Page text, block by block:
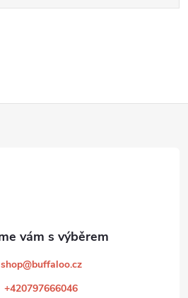
shop@buffaloo.cz
+420797666046